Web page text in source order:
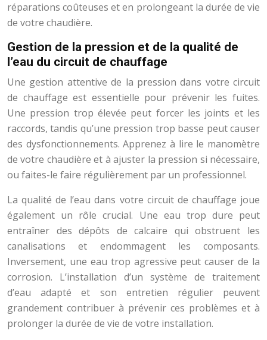
réparations coûteuses et en prolongeant la durée de vie
de votre chaudière.
Gestion de la pression et de la qualité de
l’eau du circuit de chauffage
Une gestion attentive de la pression dans votre circuit
de chauffage est essentielle pour prévenir les fuites.
Une pression trop élevée peut forcer les joints et les
raccords, tandis qu’une pression trop basse peut causer
des dysfonctionnements. Apprenez à lire le manomètre
de votre chaudière et à ajuster la pression si nécessaire,
ou faites-le faire régulièrement par un professionnel.
La qualité de l’eau dans votre circuit de chauffage joue
également un rôle crucial. Une eau trop dure peut
entraîner des dépôts de calcaire qui obstruent les
canalisations et endommagent les composants.
Inversement, une eau trop agressive peut causer de la
corrosion. L’installation d’un système de traitement
d’eau adapté et son entretien régulier peuvent
grandement contribuer à prévenir ces problèmes et à
prolonger la durée de vie de votre installation.